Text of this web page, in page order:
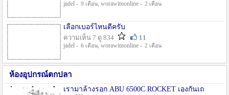
jadel - 9 เดือน, worawitnonline - 2 เดือน
เลือกเบอร์ไหนดีครับ
ความเห็น 7 ดู 834
11
jadel - 6 เดือน, worawitnonline - 2 เดือน
ห้องอุปกรณ์ตกปลา
เรามาล้างรอก ABU 6500C ROCKET เองกันเถ